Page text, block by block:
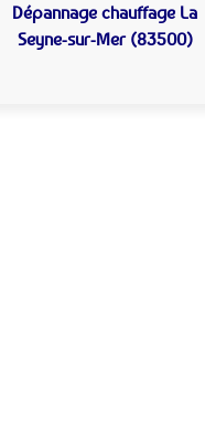
Dépannage chauffage La
Seyne-sur-Mer (83500)